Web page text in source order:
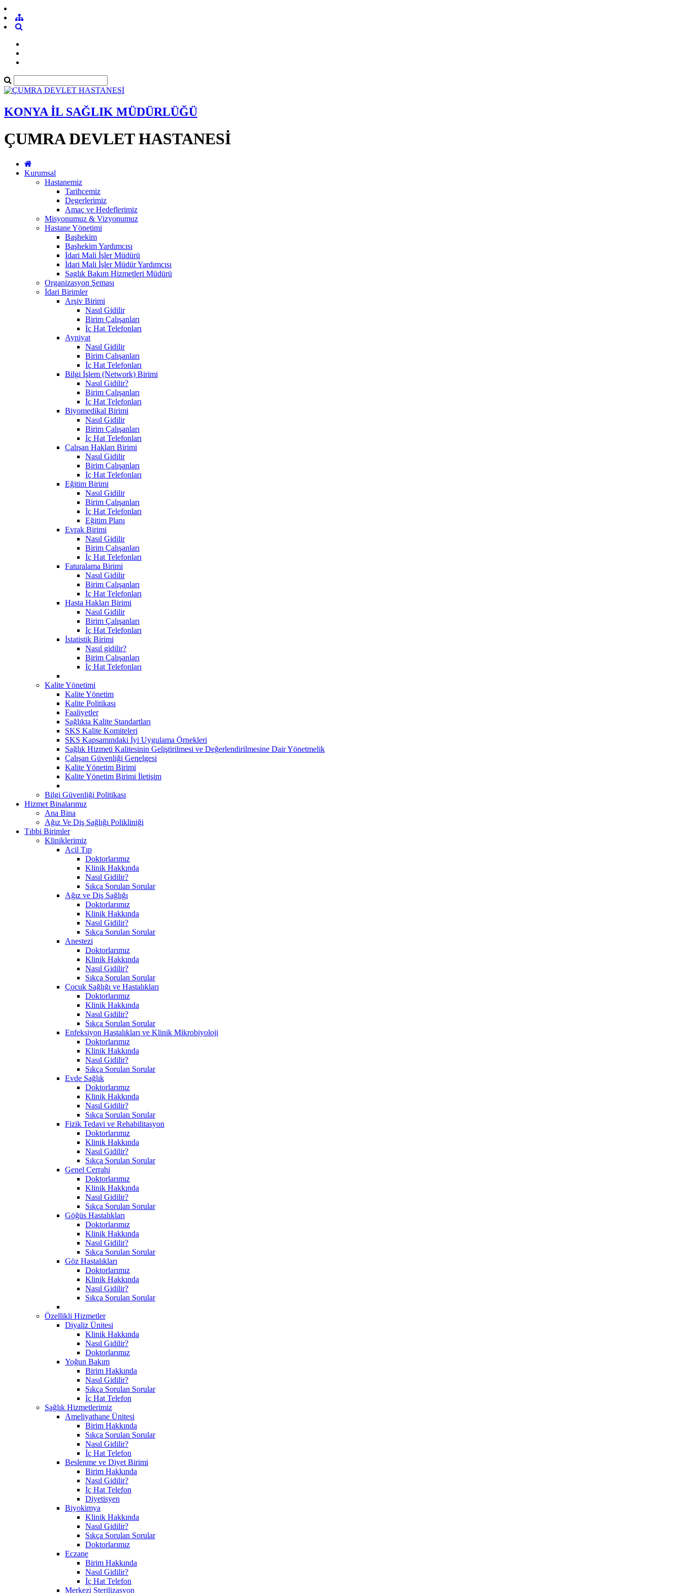
KONYA İL SAĞLIK MÜDÜRLÜĞÜ
ÇUMRA DEVLET HASTANESİ
Kurumsal
Hastanemiz
Tarihcemiz
Degerlerimiz
Amaç ve Hedeflerimiz
Misyonumuz & Vizyonumuz
Hastane Yönetimi
Başhekim
Başhekim Yardımcısı
İdari Mali İşler Müdürü
İdari Mali İşler Müdür Yardımcısı
Saglık Bakım Hizmetleri Müdürü
Organizasyon Şeması
İdari Birimler
Arşiv Birimi
Nasıl Gidilir
Birim Çalışanları
İç Hat Telefonları
Ayniyat
Nasıl Gidilir
Birim Çalışanları
İç Hat Telefonları
Bilgi İşlem (Network) Birimi
Nasıl Gidilir?
Birim Çalışanları
İç Hat Telefonları
Biyomedikal Birimi
Nasıl Gidilir
Birim Çalışanları
İç Hat Telefonları
Çalışan Hakları Birimi
Nasıl Gidilir
Birim Çalışanları
İç Hat Telefonları
Eğitim Birimi
Nasıl Gidilir
Birim Çalışanları
İç Hat Telefonları
Eğitim Planı
Evrak Birimi
Nasıl Gidilir
Birim Çalışanları
İç Hat Telefonları
Faturalama Birimi
Nasıl Gidilir
Birim Çalışanları
İç Hat Telefonları
Hasta Hakları Birimi
Nasıl Gidilir
Birim Çalışanları
İç Hat Telefonları
İstatistik Birimi
Nasıl gidilir?
Birim Çalışanları
İç Hat Telefonları
Kalite Yönetimi
Kalite Yönetim
Kalite Politikası
Faaliyetler
Sağlıkta Kalite Standartları
SKS Kalite Komiteleri
SKS Kapsamındaki İyi Uygulama Örnekleri
Sağlık Hizmeti Kalitesinin Geliştirilmesi ve Değerlendirilmesine Dair Yönetmelik
Çalışan Güvenliği Genelgesi
Kalite Yönetim Birimi
Kalite Yönetim Birimi İletişim
Bilgi Güvenliği Politikası
Hizmet Binalarımız
Ana Bina
Ağız Ve Diş Sağlığı Polikliniği
Tıbbi Birimler
Kliniklerimiz
Acil Tıp
Doktorlarımız
Klinik Hakkında
Nasıl Gidilir?
Sıkça Sorulan Sorular
Ağız ve Diş Sağlığı
Doktorlarımız
Klinik Hakkında
Nasıl Gidilir?
Sıkça Sorulan Sorular
Anestezi
Doktorlarımız
Klinik Hakkında
Nasıl Gidilir?
Sıkça Sorulan Sorular
Çocuk Sağlığı ve Hastalıkları
Doktorlarımız
Klinik Hakkında
Nasıl Gidilir?
Sıkça Sorulan Sorular
Enfeksiyon Hastalıkları ve Klinik Mikrobiyoloji
Doktorlarımız
Klinik Hakkında
Nasıl Gidilir?
Sıkça Sorulan Sorular
Evde Sağlık
Doktorlarımız
Klinik Hakkında
Nasıl Gidilir?
Sıkça Sorulan Sorular
Fizik Tedavi ve Rehabilitasyon
Doktorlarımız
Klinik Hakkında
Nasıl Gidilir?
Sıkça Sorulan Sorular
Genel Cerrahi
Doktorlarımız
Klinik Hakkında
Nasıl Gidilir?
Sıkça Sorulan Sorular
Göğüs Hastalıkları
Doktorlarımız
Klinik Hakkında
Nasıl Gidilir?
Sıkça Sorulan Sorular
Göz Hastalıkları
Doktorlarımız
Klinik Hakkında
Nasıl Gidilir?
Sıkça Sorulan Sorular
Özellikli Hizmetler
Diyaliz Ünitesi
Klinik Hakkında
Nasıl Gidilir?
Doktorlarımız
Yoğun Bakım
Birim Hakkında
Nasıl Gidilir?
Sıkça Sorulan Sorular
İç Hat Telefon
Sağlık Hizmetlerimiz
Ameliyathane Ünitesi
Birim Hakkında
Sıkça Sorulan Sorular
Nasıl Gidilir?
İç Hat Telefon
Beslenme ve Diyet Birimi
Birim Hakkında
Nasıl Gidilir?
İç Hat Telefon
Diyetisyen
Biyokimya
Klinik Hakkında
Nasıl Gidilir?
Sıkça Sorulan Sorular
Doktorlarımız
Eczane
Birim Hakkında
Nasıl Gidilir?
İç Hat Telefon
Merkezi Sterilizasyon